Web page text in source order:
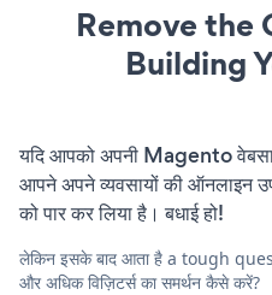
Remove the
Building
यदि आपको अपनी Magento
आपने अपने व्यवसायों की ऑनलाइन
को पार कर लिया है। बधाई हो!
लेकिन इसके बाद आता है a tough
और अधिक विज़िटर्स का समर्थन कैसे करें?